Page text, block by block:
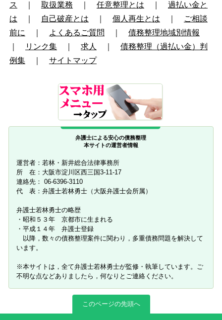
ス
取扱業務 任意整理とは
過払い金と
は
自己破産とは 個人再生とは
ご相談
前に
よくあるご質問
債務整理地域別情報
リンク集｜ 求人
債務整理（過払い金）判
例集｜ サイトマップ
このページの先頭へ
弁護士による安心の債務整理
本サイトの運営者情報
運営者：若林・新井総合法律事務所
所 在：大阪市淀川区西三国3-11-17
連絡先： 06-6396-3110
代 表：弁護士若林勇士（大阪弁護士会所属）
弁護士若林勇士の略歴
・昭和５３年 京都市に生まれる
・平成１４年 弁護士登録
以降，数々の債務整理案件に関わり，多重債務問題を解決して
います。
※本サイトは，全て弁護士若林勇士が監修・執筆しています。ご
不明な点などありましたら，何なりとご連絡ください。